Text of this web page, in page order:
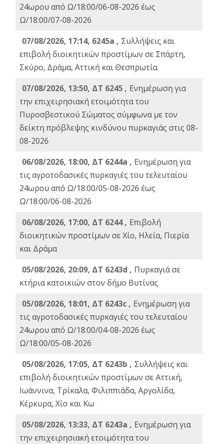
24ωρου από Ω/18:00/06-08-2026 έως
Ω/18:00/07-08-2026
07/08/2026, 17:14, 6245a , Συλλήψεις και
επιβολή διοικητικών προστίμων σε Σπάρτη,
Σκύρο, Δράμα, Αττική και Θεσπρωτία.
07/08/2026, 13:50, ΔΤ 6245 , Ενημέρωση για
την επιχειρησιακή ετοιμότητα του
Πυροσβεστικού Σώματος σύμφωνα με τον
δείκτη πρόβλεψης κινδύνου πυρκαγιάς στις 08-
08-2026
06/08/2026, 18:00, ΔΤ 6244a , Ενημέρωση για
τις αγροτοδασικές πυρκαγιές του τελευταίου
24ωρου από Ω/18:00/05-08-2026 έως
Ω/18:00/06-08-2026
06/08/2026, 17:00, ΔΤ 6244 , Επιβολή
διοικητικών προστίμων σε Χίο, Ηλεία, Πιερία
και Δράμα
05/08/2026, 20:09, ΔΤ 6243d , Πυρκαγιά σε
κτήρια κατοικιών στον δήμο Βυτίνας
05/08/2026, 18:01, ΔΤ 6243c , Ενημέρωση για
τις αγροτοδασικές πυρκαγιές του τελευταίου
24ωρου από Ω/18:00/04-08-2026 έως
Ω/18:00/05-08-2026
05/08/2026, 17:05, ΔΤ 6243b , Συλλήψεις και
επιβολή διοικητικών προστίμων σε Αττική,
Ιωάννινα, Τρίκαλα, Φιλιππιάδα, Αργολίδα,
Κέρκυρα, Χίο και Κω
05/08/2026, 13:33, ΔΤ 6243a , Ενημέρωση για
την επιχειρησιακή ετοιμότητα του